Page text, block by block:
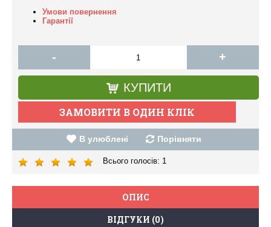
Умови повернення
Гарантії
- +
КУПИТИ
В улюблені Порівняти
Всього голосів: 1
ОПИС
ВІДГУКИ (0)